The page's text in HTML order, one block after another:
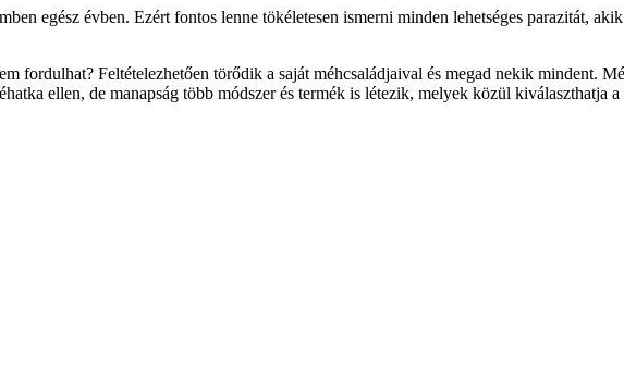
egész évben. Ezért fontos lenne tökéletesen ismerni minden lehetséges parazitát,
fordulhat? Feltételezhetően törődik a saját méhcsaládjaival és megad nekik mindent.
ellen, de manapság több módszer és termék is létezik, melyek közül kiválaszthatja